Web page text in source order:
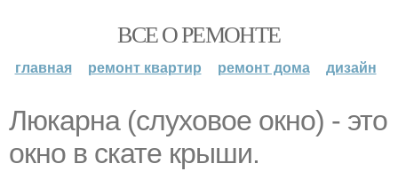
ВСЕ О РЕМОНТЕ
главная ремонт квартир ремонт дома дизайн
Люкарна (слуховое окно) - это
окно в скате крыши.